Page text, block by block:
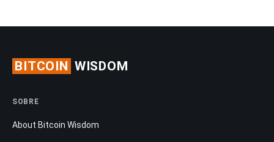
BITCOIN WISDOM
SOBRE
About Bitcoin Wisdom